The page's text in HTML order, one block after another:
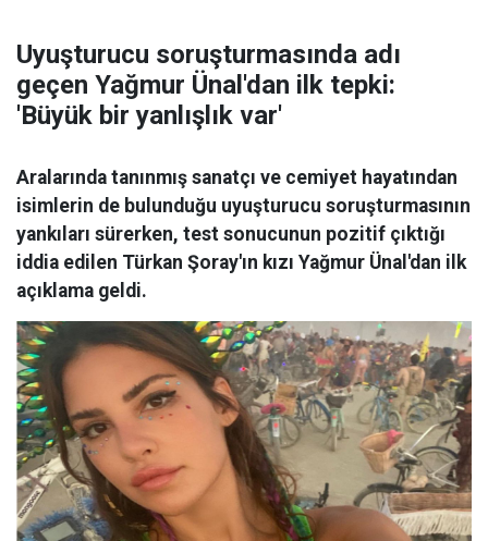
Uyuşturucu soruşturmasında adı
geçen Yağmur Ünal'dan ilk tepki:
'Büyük bir yanlışlık var'
Aralarında tanınmış sanatçı ve cemiyet hayatından
isimlerin de bulunduğu uyuşturucu soruşturmasının
yankıları sürerken, test sonucunun pozitif çıktığı
iddia edilen Türkan Şoray'ın kızı Yağmur Ünal'dan ilk
açıklama geldi.